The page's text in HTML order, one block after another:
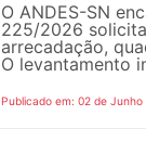
O ANDES-SN
225/2026
arrecadação,
O levantamento
Publicado em: 02 de Junho